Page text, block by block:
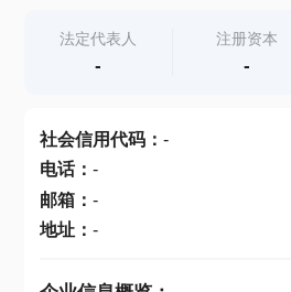
查产地
法定代表人
-
注册资本
-
社会信用代码： -
电话： -
邮箱： -
地址： -